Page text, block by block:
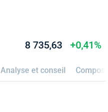
8 735,63 +0,41%
Analyse et conseil